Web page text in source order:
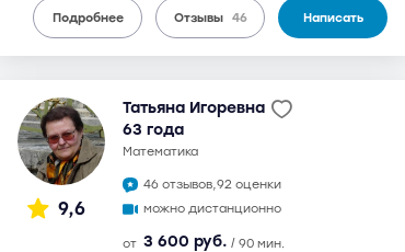
Подробнее Отзывы 46 Написать
9,6
Татьяна Игоревна
63 года
математика
46 отзывов,92 оценки
можно дистанционно
от 3 600 руб. / 90 мин.